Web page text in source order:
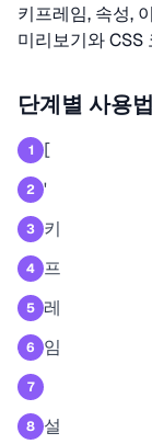
키프레임, 속성,
미리보기와 CSS
단계별 사용법
1 [
2 '
3 키
4 프
5 레
6 임
7
8 설